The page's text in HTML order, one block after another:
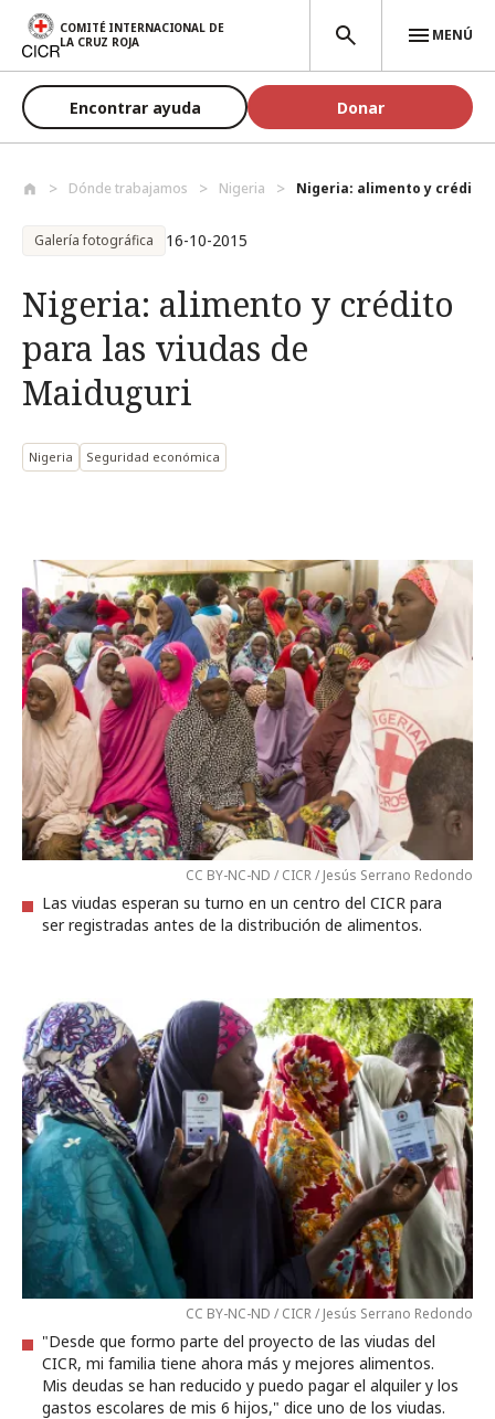
Pasar al contenido principal
COMITÉ INTERNACIONAL DE
LA CRUZ ROJA
MENÚ
Encontrar ayuda Donar
Dónde trabajamos Nigeria Nigeria: alimento y crédito
Galería fotográfica 16-10-2015
Nigeria: alimento y crédito
para las viudas de
Maiduguri
Nigeria Seguridad económica
CC BY-NC-ND / CICR / Jesús Serrano Redondo
Las viudas esperan su turno en un centro del CICR para
ser registradas antes de la distribución de alimentos.
CC BY-NC-ND / CICR / Jesús Serrano Redondo
"Desde que formo parte del proyecto de las viudas del
CICR, mi familia tiene ahora más y mejores alimentos.
Mis deudas se han reducido y puedo pagar el alquiler y los
gastos escolares de mis 6 hijos," dice uno de los viudas.